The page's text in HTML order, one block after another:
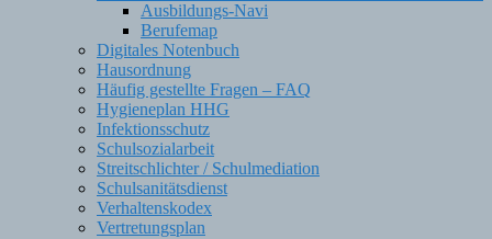
Ausbildungs-Navi
Berufemap
Digitales Notenbuch
Hausordnung
Häufig gestellte Fragen – FAQ
Hygieneplan HHG
Infektionsschutz
Schulsozialarbeit
Streitschlichter / Schulmediation
Schulsanitätsdienst
Verhaltenskodex
Vertretungsplan